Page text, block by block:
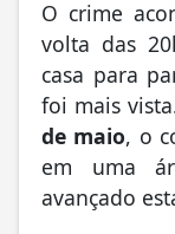
O crime
volta das
casa para
foi mais
de maio, o
em uma
avançado